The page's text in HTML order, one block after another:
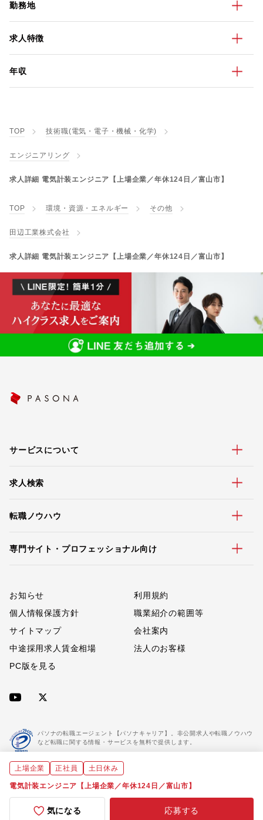
勤務地
求人特徴
年収
TOP 技術職(電気・電子・機械・化学)
エンジニアリング
求人詳細 電気計装エンジニア【上場企業／年休124日／富山市】
TOP 環境・資源・エネルギー その他
田辺工業株式会社
求人詳細 電気計装エンジニア【上場企業／年休124日／富山市】
サービスについて
求人検索
転職ノウハウ
専門サイト・プロフェッショナル向け
お知らせ
利用規約
個人情報保護方針
職業紹介の範囲等
サイトマップ
会社案内
中途採用求人賃金相場
法人のお客様
PC版を見る
パソナの転職エージェント【パソナキャリア】。非公開求人や転職ノウハウ
など転職に関する情報・サービスを無料で提供します。
「パソナキャリア」は職業紹介優良事業者に認定されています。
上場企業 正社員 土日休み
電気計装エンジニア【上場企業／年休124日／富山市】
気になる 応募する